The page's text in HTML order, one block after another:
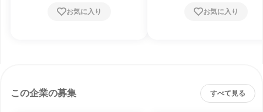
お気に入り お気に入り
この企業の募集 すべて見る